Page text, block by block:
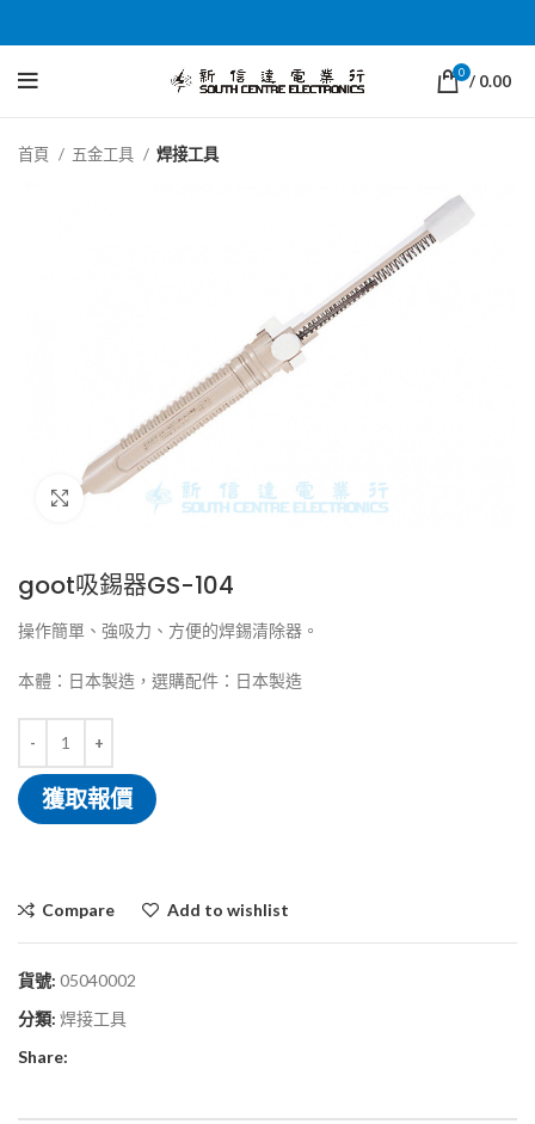
0 / 0.00
首頁 五金工具 焊接工具
Click to enlarge
goot吸錫器GS-104
操作簡單、強吸力、方便的焊錫清除器。
本體：日本製造，選購配件：日本製造
獲取報價
Compare Add to wishlist
貨號: 05040002
分類: 焊接工具
Share: